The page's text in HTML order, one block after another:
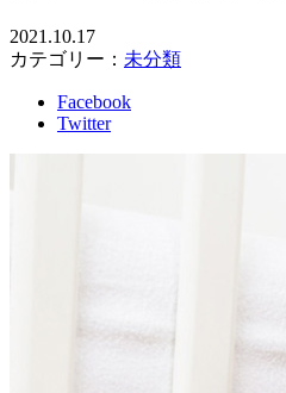
2021.10.17
カテゴリー： 未分類
Facebook
Twitter